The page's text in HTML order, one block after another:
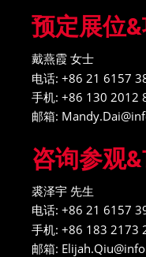
预定展位
戴燕霞 女士
电话: +86 21 6157
手机: +86 130 2012
邮箱:
咨询参观
裘泽宇 先生
电话: +86 21 6157
手机: +86 183 2173
邮箱: